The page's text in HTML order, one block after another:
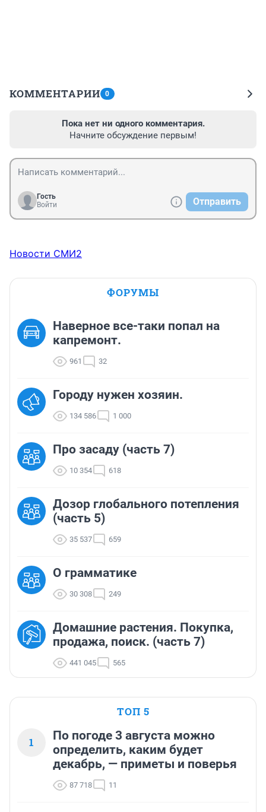
КОММЕНТАРИИ 0
Пока нет ни одного комментария.
Начните обсуждение первым!
Гость
Войти
Отправить
Новости СМИ2
ФОРУМЫ
Наверное все-таки попал на
капремонт.
961 32
Городу нужен хозяин.
134 586 1 000
Про засаду (часть 7)
10 354 618
Дозор глобального потепления
(часть 5)
35 537 659
О грамматике
30 308 249
Домашние растения. Покупка,
продажа, поиск. (часть 7)
441 045 565
ТОП 5
1
По погоде 3 августа можно
определить, каким будет
декабрь, — приметы и поверья
87 718 11